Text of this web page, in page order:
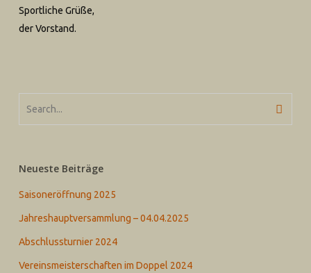
Sportliche Grüße,
der Vorstand.
Neueste Beiträge
Saisoneröffnung 2025
Jahreshauptversammlung – 04.04.2025
Abschlussturnier 2024
Vereinsmeisterschaften im Doppel 2024